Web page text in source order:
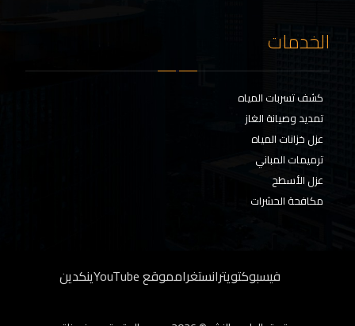
الخدمات
كشف تسربات المياه
تمديد وصيانة الغاز
عزل خزانات المياه
ترميمات المباني
عزل الأسطح
مكافحة الحشرات
فيسبوكتويترانستغرامموقع YouTube ينكدين